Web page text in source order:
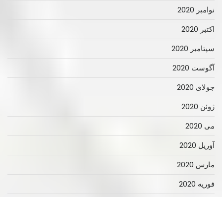
نوامبر 2020
اکتبر 2020
سپتامبر 2020
آگوست 2020
جولای 2020
ژوئن 2020
می 2020
آوریل 2020
مارس 2020
فوریه 2020